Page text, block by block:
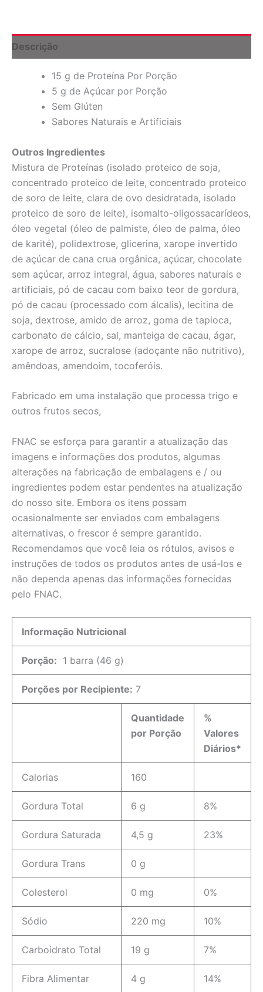
Duplo,
7
Descrição
15 g de Proteína Por Porção
5 g de Açúcar por Porção
Sem Glúten
Sabores Naturais e Artificiais
Outros Ingredientes
Mistura de Proteínas (isolado proteico de soja,
concentrado proteico de leite, concentrado proteico
de soro de leite, clara de ovo desidratada, isolado
proteico de soro de leite), isomalto-oligossacarídeos,
óleo vegetal (óleo de palmiste, óleo de palma, óleo
de karité), polidextrose, glicerina, xarope invertido
de açúcar de cana crua orgânica, açúcar, chocolate
sem açúcar, arroz integral, água, sabores naturais e
artificiais, pó de cacau com baixo teor de gordura,
pó de cacau (processado com álcalis), lecitina de
soja, dextrose, amido de arroz, goma de tapioca,
carbonato de cálcio, sal, manteiga de cacau, ágar,
xarope de arroz, sucralose (adoçante não nutritivo),
amêndoas, amendoim, tocoferóis.
Fabricado em uma instalação que processa trigo e
outros frutos secos,
FNAC se esforça para garantir a atualização das
imagens e informações dos produtos, algumas
alterações na fabricação de embalagens e / ou
ingredientes podem estar pendentes na atualização
do nosso site. Embora os itens possam
ocasionalmente ser enviados com embalagens
alternativas, o frescor é sempre garantido.
Recomendamos que você leia os rótulos, avisos e
instruções de todos os produtos antes de usá-los e
não dependa apenas das informações fornecidas
pelo FNAC.
Informação Nutricional
Porção: 1 barra (46 g)
Porções por Recipiente: 7
Quantidade
por Porção
%
Valores
Diários*
Calorias 160
Gordura Total 6 g 8%
Gordura Saturada 4,5 g 23%
Gordura Trans 0 g
Colesterol 0 mg 0%
Sódio 220 mg 10%
Carboidrato Total 19 g 7%
Fibra Alimentar 4 g 14%